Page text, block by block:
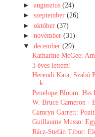
►augusztus(24)
►szeptember(26)
►október(37)
►november(31)
▼ december(29)
Katharine McGee:
3 ​éves lettem!
Herendi Kata, Szabó
k...
Penelope Bloom: His
W. Bruce Cameron -
Camryn Garrett:
Guillaume Musso:
Rácz-Stefán Tibor: